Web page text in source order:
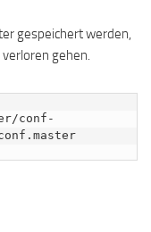
gespeichert werden,
gehen.
conf-